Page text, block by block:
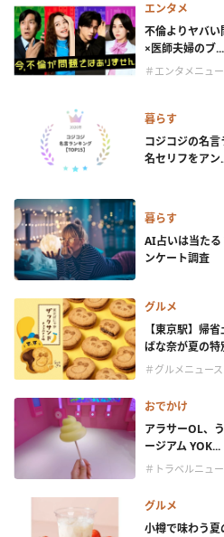
エンタメ
不倫よりヤバ
×医師夫婦のブ...
＃エンタメニュ
暮らす
コジコジの名
名セリフをアン
暮らす
AI占いは当た
ンケート調査
グルメ
【東京駅】帰
ばな奈が夏の特
＃グルメニュース
おでかけ
アラサーOL、
ージアム YOK...
＃トラベルニュ
グルメ
小樽で味わう